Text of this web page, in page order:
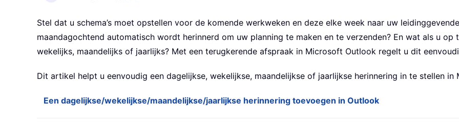
Stel dat u schema’s moet opstellen voor de komende werkweken en deze elke week naar uw
maandagochtend automatisch wordt herinnerd om uw planning te maken en te verzenden? En wat als u
wekelijks, maandelijks of jaarlijks? Met een terugkerende afspraak in Microsoft Outlook regelt u dit
Dit artikel helpt u eenvoudig een dagelijkse, wekelijkse, maandelijkse of jaarlijkse herinnering in te stellen
Een dagelijkse/wekelijkse/maandelijkse/jaarlijkse herinnering toevoegen in Outlook